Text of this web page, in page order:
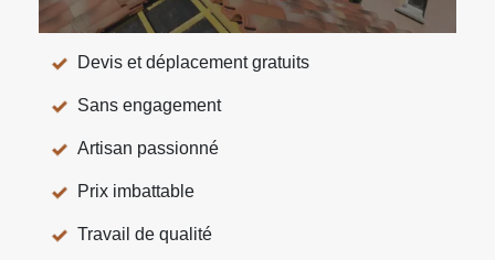
Devis et déplacement gratuits
Sans engagement
Artisan passionné
Prix imbattable
Travail de qualité